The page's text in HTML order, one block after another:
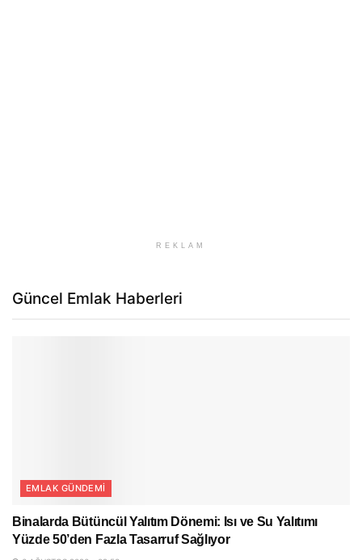
REKLAM
Güncel Emlak Haberleri
EMLAK GÜNDEMI
Binalarda Bütüncül Yalıtım Dönemi: Isı ve Su Yalıtımı
Yüzde 50’den Fazla Tasarruf Sağlıyor